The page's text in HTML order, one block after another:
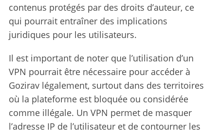
contenus protégés par des droits d’auteur, ce
qui pourrait entraîner des implications
juridiques pour les utilisateurs.
Il est important de noter que l’utilisation d’un
VPN pourrait être nécessaire pour accéder à
Gozirav légalement, surtout dans des territoires
où la plateforme est bloquée ou considérée
comme illégale. Un VPN permet de masquer
l’adresse IP de l’utilisateur et de contourner les